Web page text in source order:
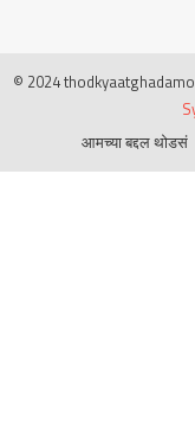
© 2024
आमच्या बद्दल थोडसं